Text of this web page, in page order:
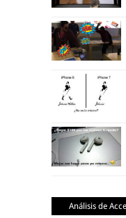
Análisis de